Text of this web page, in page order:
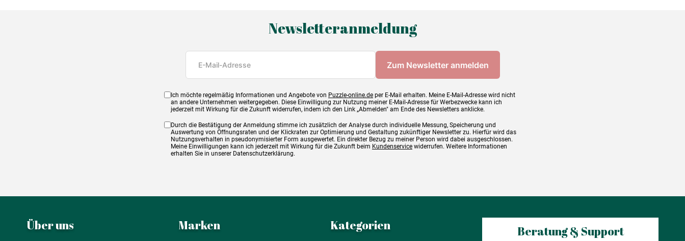
Newsletteranmeldung
Ich möchte regelmäßig Informationen und Angebote von Puzzle-online.de per E-Mail erhalten. Meine E-Mail-Adresse wird nicht
an andere Unternehmen weitergegeben. Diese Einwilligung zur Nutzung meiner E-Mail-Adresse für Werbezwecke kann ich
jederzeit mit Wirkung für die Zukunft widerrufen, indem ich den Link „Abmelden" am Ende des Newsletters anklicke.
Durch die Bestätigung der Anmeldung stimme ich zusätzlich der Analyse durch individuelle Messung, Speicherung und
Auswertung von Öffnungsraten und der Klickraten zur Optimierung und Gestaltung zukünftiger Newsletter zu. Hierfür wird das
Nutzungsverhalten in pseudonymisierter Form ausgewertet. Ein direkter Bezug zu meiner Person wird dabei ausgeschlossen.
Meine Einwilligungen kann ich jederzeit mit Wirkung für die Zukunft beim Kundenservice widerrufen. Weitere Informationen
erhalten Sie in unserer Datenschutzerklärung.
Über uns Marken Kategorien Beratung & Support